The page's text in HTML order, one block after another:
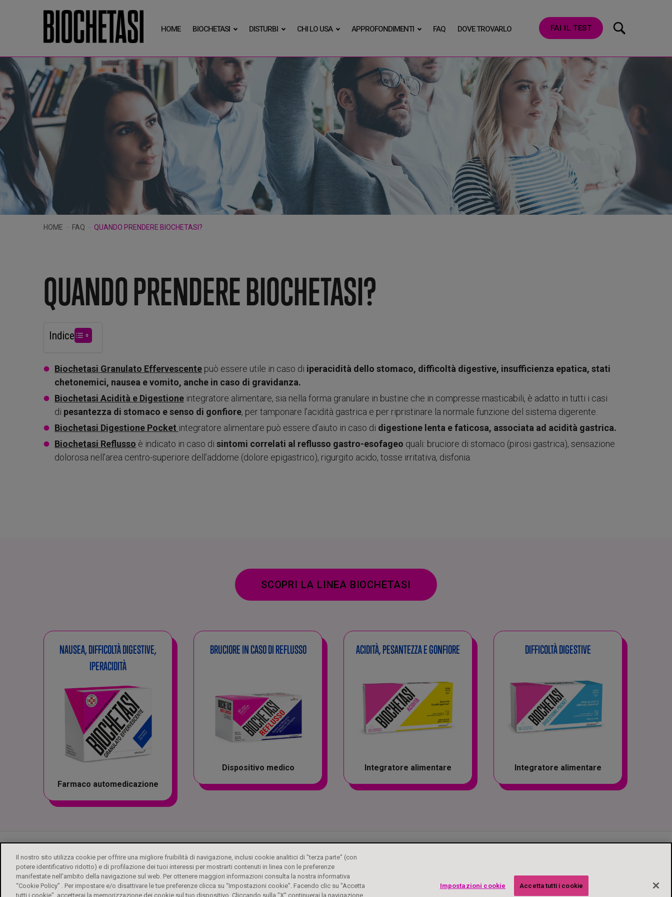
HOME BIOCHETASI DISTURBI CHI LO USA APPROFONDIMENTI FAQ DOVE TROVARLO FAI IL TEST
HOME FAQ QUANDO PRENDERE BIOCHETASI?
QUANDO PRENDERE BIOCHETASI?
Indice
Biochetasi Granulato Effervescente può essere utile in caso di iperacidità dello stomaco, difficoltà digestive, insufficienza epatica, stati
chetonemici, nausea e vomito, anche in caso di gravidanza.
Biochetasi Acidità e Digestione integratore alimentare, sia nella forma granulare in bustine che in compresse masticabili, è adatto in tutti i casi
di pesantezza di stomaco e senso di gonfiore, per tamponare l’acidità gastrica e per ripristinare la normale funzione del sistema digerente.
Biochetasi Digestione Pocket integratore alimentare può essere d’aiuto in caso di digestione lenta e faticosa, associata ad acidità gastrica.
Biochetasi Reflusso è indicato in caso di sintomi correlati al reflusso gastro-esofageo quali: bruciore di stomaco (pirosi gastrica), sensazione
dolorosa nell’area centro-superiore dell’addome (dolore epigastrico), rigurgito acido, tosse irritativa, disfonia.
SCOPRI LA LINEA BIOCHETASI
NAUSEA, DIFFICOLTÀ DIGESTIVE,
IPERACIDITÀ
Farmaco automedicazione
BRUCIORE IN CASO DI REFLUSSO
Dispositivo medico
ACIDITÀ, PESANTEZZA E GONFIORE
Integratore alimentare
DIFFICOLTÀ DIGESTIVE
Integratore alimentare
Il nostro sito utilizza cookie per offrire una migliore fruibilità di navigazione, inclusi cookie analitici di "terza parte" (con
potere identificativo ridotto) e di profilazione dei tuoi interessi per mostrarti contenuti in linea con le preferenze
manifestate nell'ambito della navigazione sul web. Per ottenere maggiori informazioni consulta la nostra informativa
“Cookie Policy” . Per impostare e/o disattivare le tue preferenze clicca su “Impostazioni cookie”. Facendo clic su "Accetta
tutti i cookie", accetterai la memorizzazione dei cookie sul tuo dispositivo. Cliccando sulla "X" continuerai la navigazione
Impostazioni cookie Accetta tutti i cookie